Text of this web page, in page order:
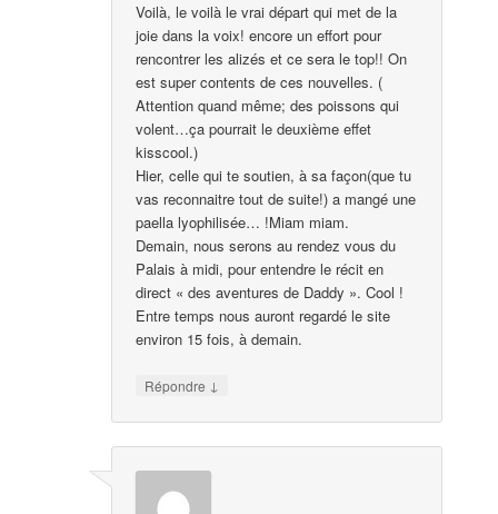
Voilà, le voilà le vrai départ qui met de la
joie dans la voix! encore un effort pour
rencontrer les alizés et ce sera le top!! On
est super contents de ces nouvelles. (
Attention quand même; des poissons qui
volent…ça pourrait le deuxième effet
kisscool.)
Hier, celle qui te soutien, à sa façon(que tu
vas reconnaitre tout de suite!) a mangé une
paella lyophilisée… !Miam miam.
Demain, nous serons au rendez vous du
Palais à midi, pour entendre le récit en
direct « des aventures de Daddy ». Cool !
Entre temps nous auront regardé le site
environ 15 fois, à demain.
Répondre ↓